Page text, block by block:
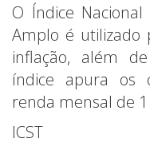
O Índice
Amplo é utilizado
inflação, além
índice apura os
renda mensal de
ICST